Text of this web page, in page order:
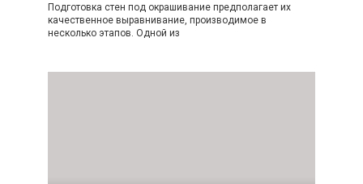
Подготовка стен под окрашивание предполагает их
качественное выравнивание, производимое в
несколько этапов. Одной из